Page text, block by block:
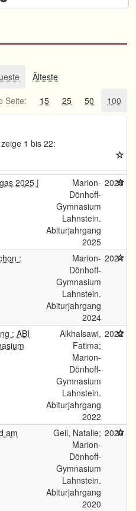
Älteste
Seite:
15 25 50 100
1 bis 22:
2025 |
Marion-
Dönhoff-
Gymnasium
Lahnstein.
Abiturjahrgang
2025
2025
:
Marion-
Dönhoff-
Gymnasium
Lahnstein.
Abiturjahrgang
2024
2024
: ABI
Alkhalsawi,
Fatima;
Marion-
Dönhoff-
Gymnasium
Lahnstein.
Abiturjahrgang
2022
2022
am
Geil, Natalie;
Marion-
Dönhoff-
Gymnasium
Lahnstein.
Abiturjahrgang
2020
2020